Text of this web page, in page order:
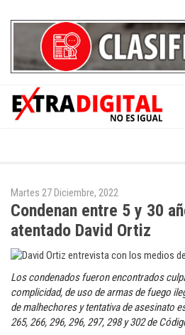
Martes 27 Diciembre, 2022
Condenan entre 5 y 30
atentado David Ortiz
Los condenados fueron encontrados
complicidad, de uso de armas de fuego
de malhechores y tentativa de asesinato
265, 266, 296, 296, 297, 298 y 302 de